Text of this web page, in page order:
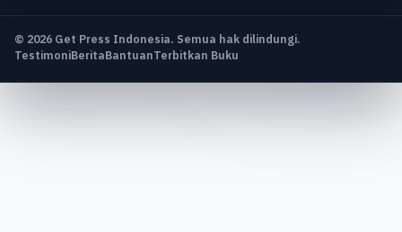
© 2026 Get Press Indonesia. Semua hak dilindungi.
TestimoniBeritaBantuanTerbitkan Buku